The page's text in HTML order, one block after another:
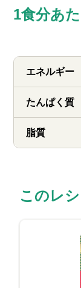
1食分あ
エネルギー
たんぱく質
脂質
このレ